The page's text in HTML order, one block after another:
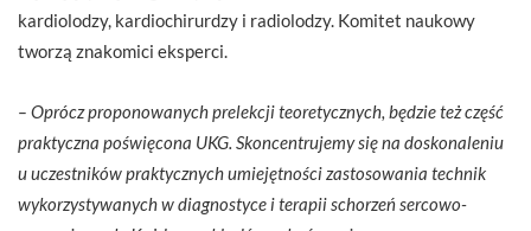
kardiolodzy, kardiochirurdzy i radiolodzy. Komitet naukowy
tworzą znakomici eksperci.
– Oprócz proponowanych prelekcji teoretycznych, będzie też część
praktyczna poświęcona UKG. Skoncentrujemy się na doskonaleniu
u uczestników praktycznych umiejętności zastosowania technik
wykorzystywanych w diagnostyce i terapii schorzeń sercowo-